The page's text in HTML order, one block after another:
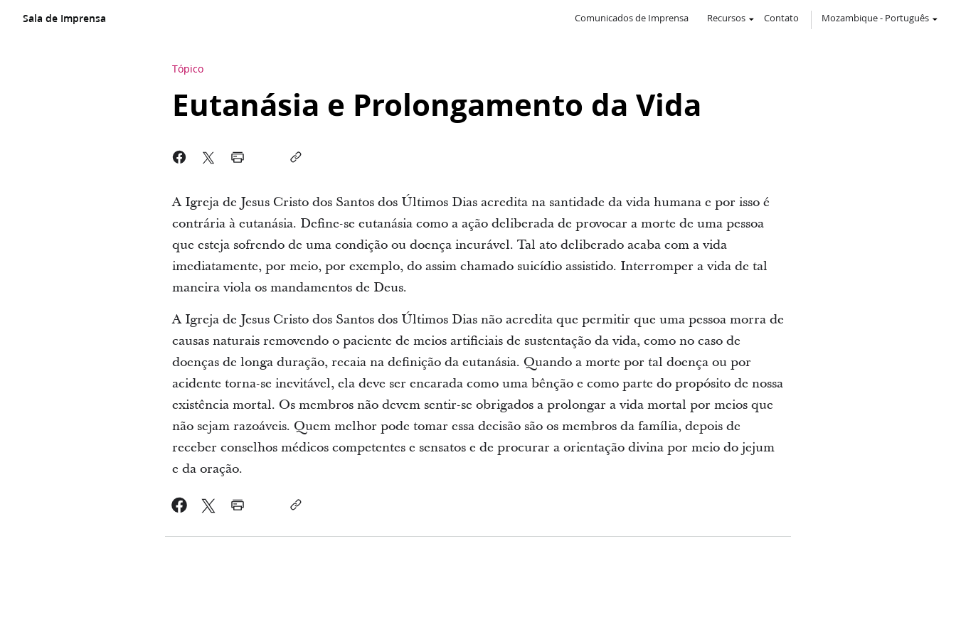
Sala de Imprensa Comunicados de Imprensa Recursos Contato Mozambique- Português
Tópico
Eutanásia e Prolongamento da Vida
A Igreja de Jesus Cristo dos Santos dos Últimos Dias acredita na santidade da vida humana e por isso é
contrária à eutanásia. Define-se eutanásia como a ação deliberada de provocar a morte de uma pessoa
que esteja sofrendo de uma condição ou doença incurável. Tal ato deliberado acaba com a vida
imediatamente, por meio, por exemplo, do assim chamado suicídio assistido. Interromper a vida de tal
maneira viola os mandamentos de Deus.
A Igreja de Jesus Cristo dos Santos dos Últimos Dias não acredita que permitir que uma pessoa morra de
causas naturais removendo o paciente de meios artificiais de sustentação da vida, como no caso de
doenças de longa duração, recaia na definição da eutanásia. Quando a morte por tal doença ou por
acidente torna-se inevitável, ela deve ser encarada como uma bênção e como parte do propósito de nossa
existência mortal. Os membros não devem sentir-se obrigados a prolongar a vida mortal por meios que
não sejam razoáveis. Quem melhor pode tomar essa decisão são os membros da família, depois de
receber conselhos médicos competentes e sensatos e de procurar a orientação divina por meio do jejum
e da oração.